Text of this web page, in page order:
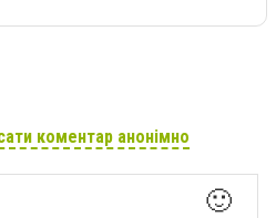
коментар анонімно
🙂